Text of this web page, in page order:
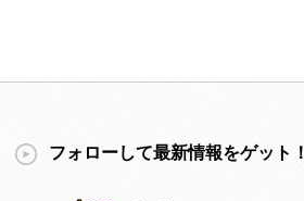
フォローして最新情報をゲット！